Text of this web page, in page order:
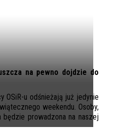
na pewno dojdzie do
u odśnieżają już jedynie
weekendu. Osoby,
prowadzona na naszej